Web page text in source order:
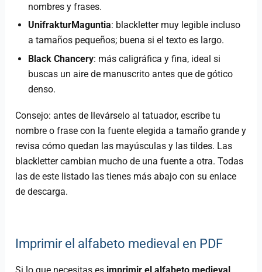
nombres y frases.
UnifrakturMaguntia: blackletter muy legible incluso
a tamaños pequeños; buena si el texto es largo.
Black Chancery: más caligráfica y fina, ideal si
buscas un aire de manuscrito antes que de gótico
denso.
Consejo: antes de llevárselo al tatuador, escribe tu
nombre o frase con la fuente elegida a tamaño grande y
revisa cómo quedan las mayúsculas y las tildes. Las
blackletter cambian mucho de una fuente a otra. Todas
las de este listado las tienes más abajo con su enlace
de descarga.
Imprimir el alfabeto medieval en PDF